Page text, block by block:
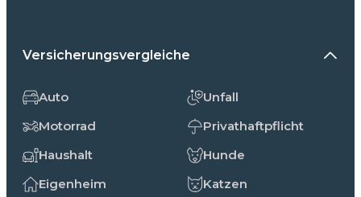
Versicherungsvergleiche
Auto
Motorrad
Haushalt
Eigenheim
Unfall
Privathaftpflicht
Hunde
Katzen